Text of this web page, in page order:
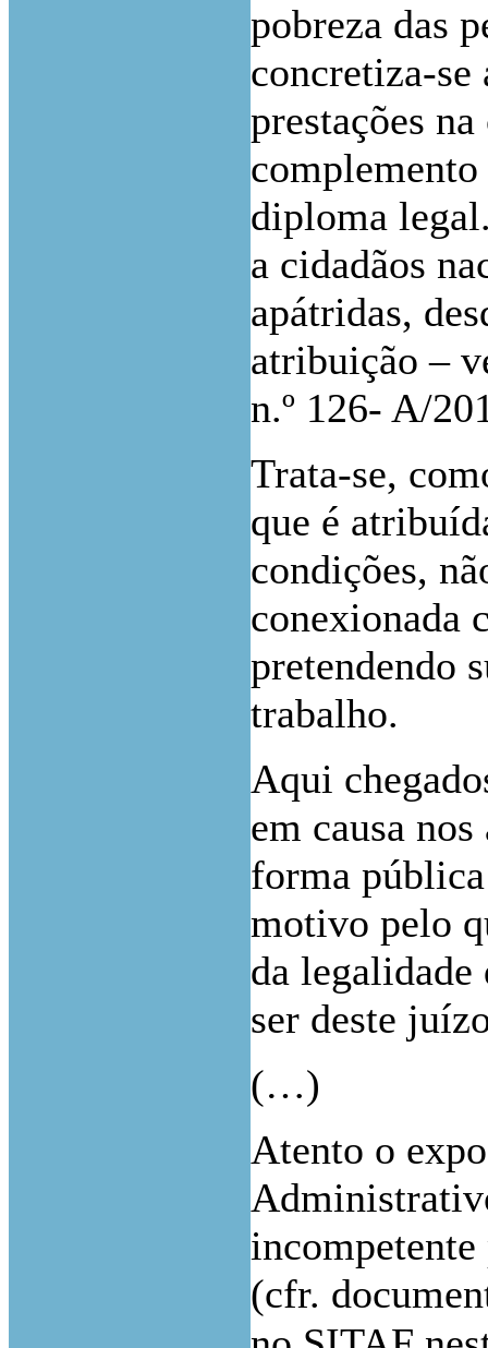
pobreza das
concretiza-se
prestações
complemento
diploma
a cidadãos
apátridas,
atribuição –
n.º 126- A/
Trata-se,
que é
condições,
conexionada
pretendendo
trabalho.
Aqui
em causa
forma
motivo pelo
da legalidade
ser deste
(…)
Atento o
(cfr.